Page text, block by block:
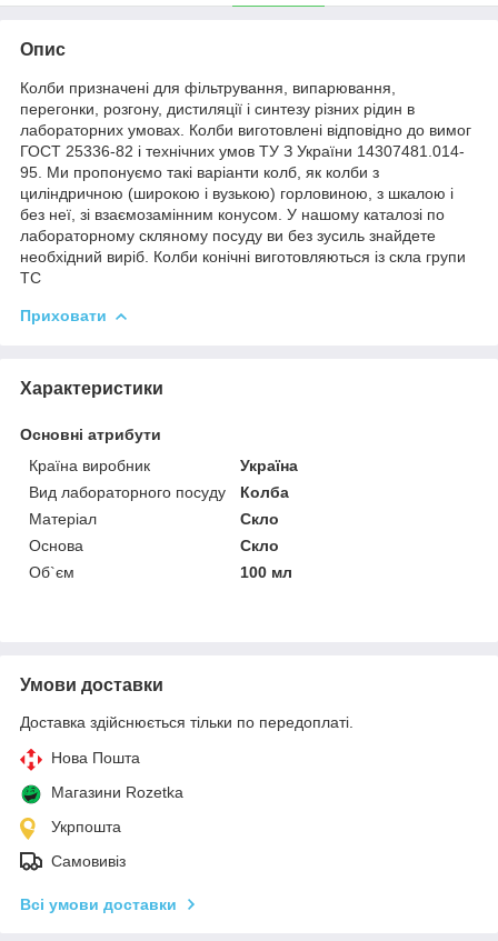
Опис
Колби призначені для фільтрування, випарювання,
перегонки, розгону, дистиляції і синтезу різних рідин в
лабораторних умовах. Колби виготовлені відповідно до вимог
ГОСТ 25336-82 і технічних умов ТУ З України 14307481.014-
95. Ми пропонуємо такі варіанти колб, як колби з
циліндричною (широкою і вузькою) горловиною, з шкалою і
без неї, зі взаємозамінним конусом. У нашому каталозі по
лабораторному скляному посуду ви без зусиль знайдете
необхідний виріб. Колби конічні виготовляються із скла групи
ТС
Приховати
Характеристики
Основні атрибути
Країна виробник
Україна
Вид лабораторного посуду
Колба
Матеріал
Скло
Основа
Скло
Об`єм
100 мл
Умови доставки
Доставка здійснюється тільки по передоплаті.
Нова Пошта
Магазини Rozetka
Укрпошта
Самовивіз
Всі умови доставки